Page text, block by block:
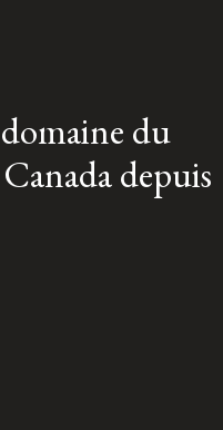
du
depuis